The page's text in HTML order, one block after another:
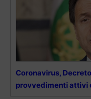
Coronavirus,
provvedimenti attivi